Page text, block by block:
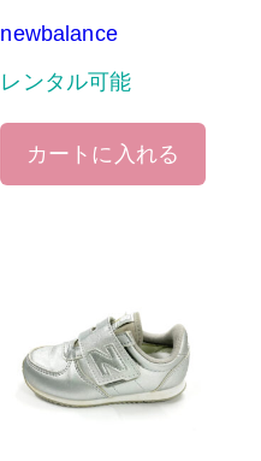
newbalance
レンタル可能
カートに入れる